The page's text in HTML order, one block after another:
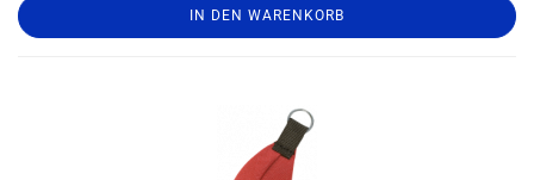
IN DEN WARENKORB